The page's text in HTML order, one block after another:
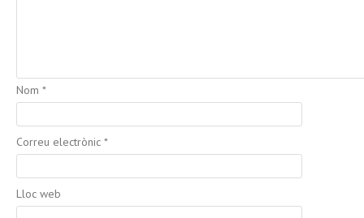
Nom *
Correu electrònic *
Lloc web